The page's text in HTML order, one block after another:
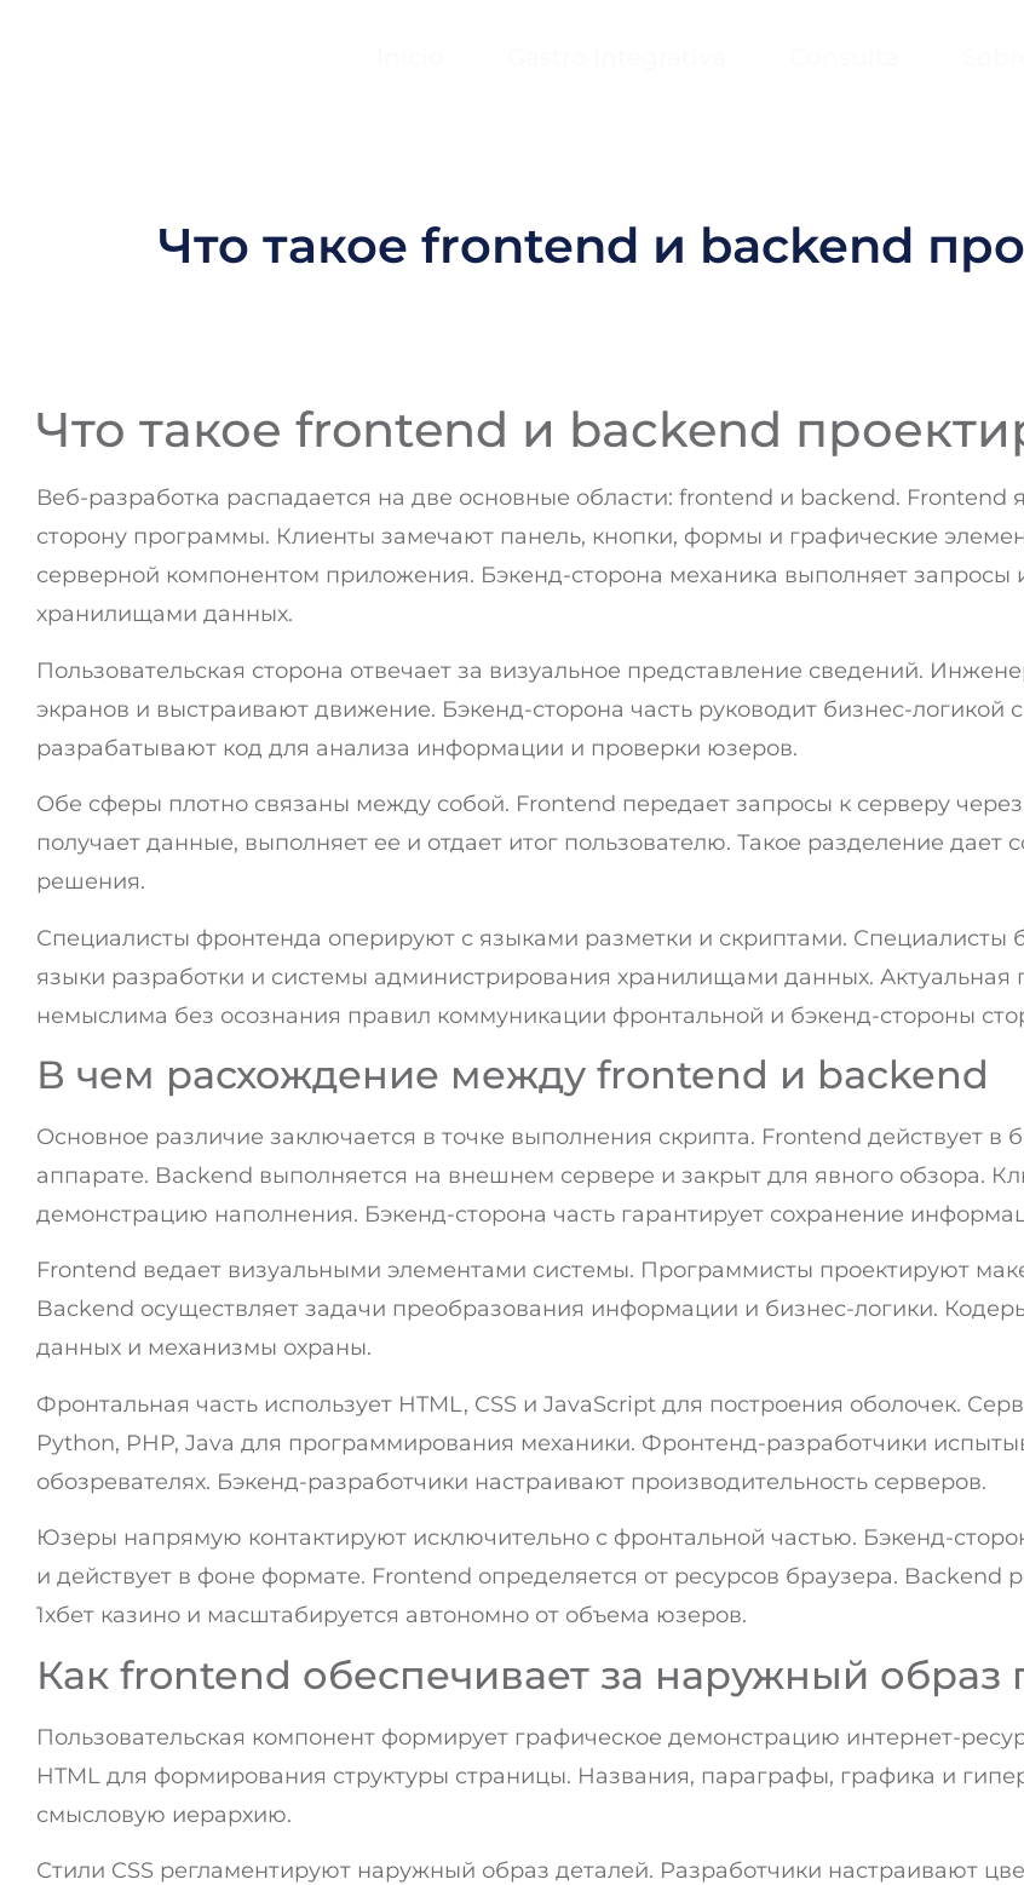
Что такое frontend и backend
Что такое frontend и backend
Веб-разработка распадается на две основные области: frontend и backend. Frontend
сторону программы. Клиенты замечают панель, кнопки, формы и графические
серверной компонентом приложения. Бэкенд-сторона механика выполняет запросы
хранилищами данных.
Пользовательская сторона отвечает за визуальное представление сведений.
экранов и выстраивают движение. Бэкенд-сторона часть руководит бизнес-
разрабатывают код для анализа информации и проверки юзеров.
Обе сферы плотно связаны между собой. Frontend передает запросы к серверу
получает данные, выполняет ее и отдает итог пользователю. Такое разделение дает
решения.
Специалисты фронтенда оперируют с языками разметки и скриптами. Специалисты
языки разработки и системы администрирования хранилищами данных. Актуальная
немыслима без осознания правил коммуникации фронтальной и бэкенд-стороны
В чем расхождение между frontend и backend
Основное различие заключается в точке выполнения скрипта. Frontend действует в
аппарате. Backend выполняется на внешнем сервере и закрыт для явного обзора.
демонстрацию наполнения. Бэкенд-сторона часть гарантирует сохранение
Frontend ведает визуальными элементами системы. Программисты проектируют
Backend осуществляет задачи преобразования информации и бизнес-логики.
данных и механизмы охраны.
Фронтальная часть использует HTML, CSS и JavaScript для построения оболочек.
Python, PHP, Java для программирования механики. Фронтенд-разработчики
обозревателях. Бэкенд-разработчики настраивают производительность серверов.
Юзеры напрямую контактируют исключительно с фронтальной частью. Бэкенд-
и действует в фоне формате. Frontend определяется от ресурсов браузера. Backend
1хбет казино и масштабируется автономно от объема юзеров.
Как frontend обеспечивает за наружный образ
Пользовательская компонент формирует графическое демонстрацию интернет-
HTML для формирования структуры страницы. Названия, параграфы, графика и
смысловую иерархию.
Стили CSS регламентируют наружный образ деталей. Разработчики настраивают